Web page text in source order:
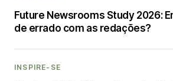
Future Newsrooms Study 2026:
de errado com as redações?
INSPIRE-SE